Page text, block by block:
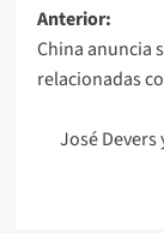
Anterior:
China anuncia
relacionadas
José Devers